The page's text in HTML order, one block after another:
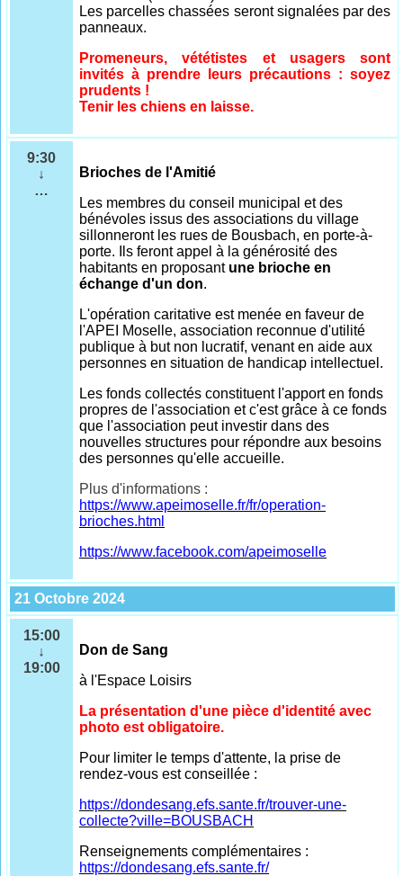
Les parcelles chassées seront signalées par des
panneaux.
Promeneurs, vététistes et usagers sont
invités à prendre leurs précautions : soyez
prudents !
Tenir les chiens en laisse.
9:30
↓
…
Brioches de l'Amitié
Les membres du conseil municipal et des
bénévoles issus des associations du village
sillonneront les rues de Bousbach, en porte-à-
porte. Ils feront appel à la générosité des
habitants en proposant une brioche en
échange d'un don.
L'opération caritative est menée en faveur de
l'APEI Moselle, association reconnue d'utilité
publique à but non lucratif, venant en aide aux
personnes en situation de handicap intellectuel.
Les fonds collectés constituent l'apport en fonds
propres de l'association et c'est grâce à ce fonds
que l'association peut investir dans des
nouvelles structures pour répondre aux besoins
des personnes qu'elle accueille.
Plus d'informations :
https://www.apeimoselle.fr/fr/operation-
brioches.html
https://www.facebook.com/apeimoselle
21 Octobre 2024
15:00
↓
19:00
Don de Sang
à l'Espace Loisirs
La présentation d'une pièce d'identité avec
photo est obligatoire.
Pour limiter le temps d'attente, la prise de
rendez-vous est conseillée :
https://dondesang.efs.sante.fr/trouver-une-
collecte?ville=BOUSBACH
Renseignements complémentaires :
https://dondesang.efs.sante.fr/